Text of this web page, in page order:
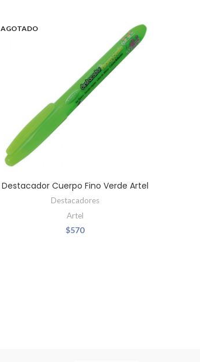
AGOTADO
Destacador Cuerpo Fino Verde Artel
Destacadores
Artel
$570